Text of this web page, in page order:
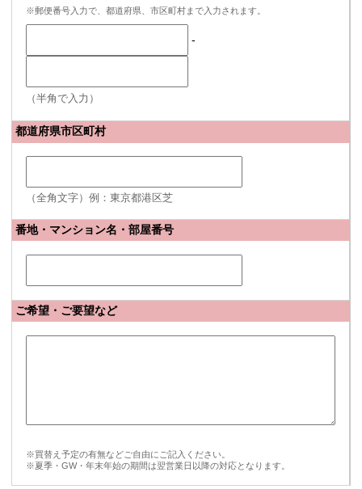
※郵便番号入力で、都道府県、市区町村まで入力されます。
-
（半角で入力）
都道府県市区町村
（全角文字）例：東京都港区芝
番地・マンション名・部屋番号
ご希望・ご要望など
※買替え予定の有無などご自由にご記入ください。
※夏季・GW・年末年始の期間は翌営業日以降の対応となります。